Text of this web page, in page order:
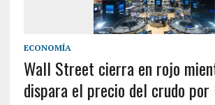
ECONOMÍA
Wall Street cierra en rojo
dispara el precio del crudo